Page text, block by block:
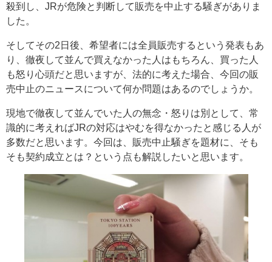
殺到し、JRが危険と判断して販売を中止する騒ぎがありま
した。
そしてその2日後、希望者には全員販売するという発表もあ
り、徹夜して並んで買えなかった人はもちろん、買った人
も怒り心頭だと思いますが、法的に考えた場合、今回の販
売中止のニュースについて何か問題はあるのでしょうか。
現地で徹夜して並んでいた人の無念・怒りは別として、常
識的に考えればJRの対応はやむを得なかったと感じる人が
多数だと思います。今回は、販売中止騒ぎを題材に、そも
そも契約成立とは？という点も解説したいと思います。